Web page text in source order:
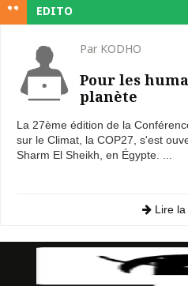
EDITO
Par KODHO
Pour les
planète
La 27ème édition de la
sur le Climat, la COP27, s'est
Sharm El Sheikh, en Égypte. ...
Lire la